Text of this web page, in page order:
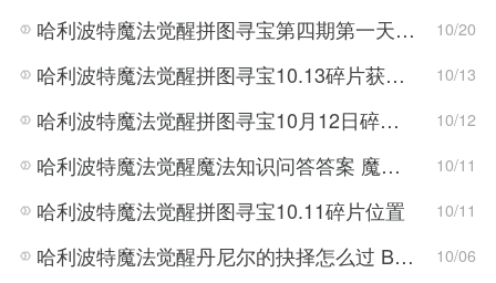
哈利波特魔法觉醒拼图寻宝第四期第一天的碎片位置 10/20
哈利波特魔法觉醒拼图寻宝10.13碎片获取方法 10/13
哈利波特魔法觉醒拼图寻宝10月12日碎片获取方法 10/12
哈利波特魔法觉醒魔法知识问答答案 魔法知识问答怎么过 10/11
哈利波特魔法觉醒拼图寻宝10.11碎片位置 10/11
哈利波特魔法觉醒丹尼尔的抉择怎么过 BOSS打法攻略 10/06